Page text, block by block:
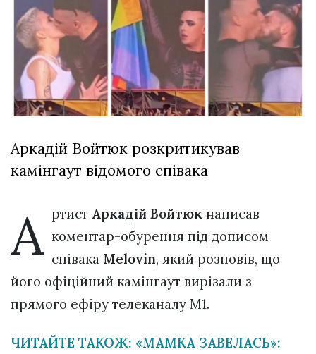
XIX
Спартакіада
VolWe...
29 Липня 2026
555 переглядів
Всі розділи
Персона
Афіша
ZONE 18+
Політика конфіденційності
Аркадій Войтюк розкритикував
камінгаут відомого співака
А ртист Аркадій Войтюк написав
коментар-обурення під дописом
співака Melovin, який розповів, що
його офіційний камінгаут вирізали з
прямого ефіру телеканалу М1.
ЧИТАЙТЕ ТАКОЖ: «МАМКА ЗАВЕЛАСЬ»: